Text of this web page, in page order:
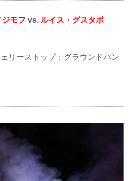
ジモフ vs. ルイス・グスタボ
リーストップ：グラウンドパン